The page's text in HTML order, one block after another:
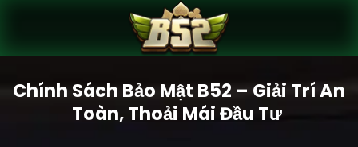
Chính Sách Bảo Mật B52 – Giải Trí An
Toàn, Thoải Mái Đầu Tư